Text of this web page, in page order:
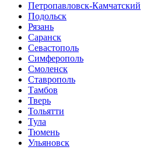
Петропавловск-Камчатский
Подольск
Рязань
Саранск
Севастополь
Симферополь
Смоленск
Ставрополь
Тамбов
Тверь
Тольятти
Тула
Тюмень
Ульяновск